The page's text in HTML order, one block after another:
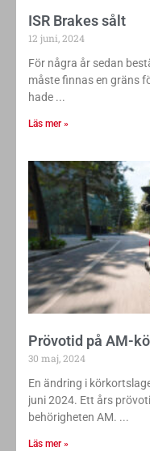
ISR Brakes sålt
12 juni, 2024
För några år sedan
måste finnas en gräns
hade
Läs mer »
Prövotid på AM-
30 maj, 2024
En ändring i
juni 2024. Ett års
behörigheten AM.
Läs mer »